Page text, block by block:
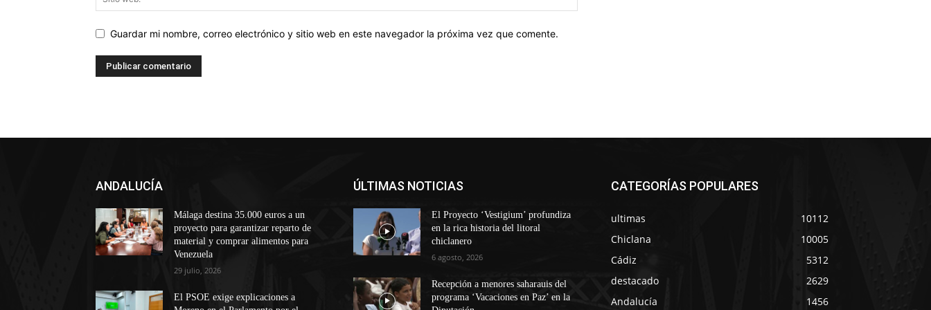
Guardar mi nombre, correo electrónico y sitio web en este navegador la próxima vez que comente.
ANDALUCÍA
Málaga destina 35.000 euros a un
proyecto para garantizar reparto de
material y comprar alimentos para
Venezuela
29 julio, 2026
El PSOE exige explicaciones a
ÚLTIMAS NOTICIAS
El Proyecto ‘Vestigium’ profundiza
en la rica historia del litoral
chiclanero
6 agosto, 2026
Recepción a menores saharauis del
programa ‘Vacaciones en Paz’ en la
CATEGORÍAS POPULARES
ultimas
10112
Chiclana
10005
Cádiz
5312
destacado
2629
Andalucía
1456